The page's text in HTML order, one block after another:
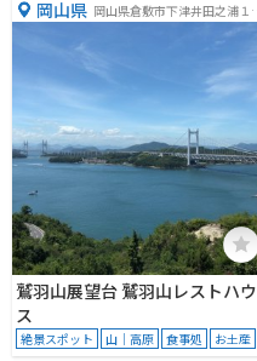
岡山県 岡山県倉敷市下津井田之浦１
鷲羽山展望台 鷲羽山レストハウ
ス
絶景スポット 山｜高原 食事処 お土産